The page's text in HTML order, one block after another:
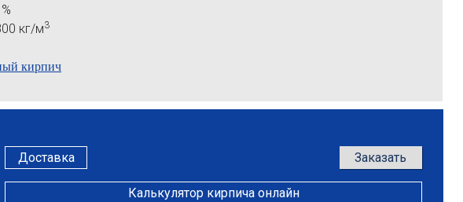
кг/м3
кирпич
Доставка Заказать
Калькулятор кирпича онлайн